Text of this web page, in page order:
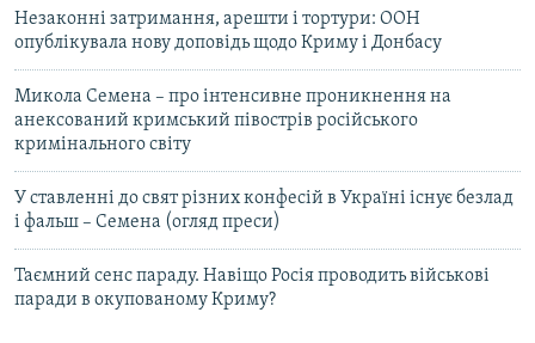
Незаконні затримання, арешти і тортури: ООН
опублікувала нову доповідь щодо Криму і Донбасу
Микола Семена – про інтенсивне проникнення на
анексований кримський півострів російського
кримінального світу
У ставленні до свят різних конфесій в Україні існує безлад
і фальш – Семена (огляд преси)
Таємний сенс параду. Навіщо Росія проводить військові
паради в окупованому Криму?